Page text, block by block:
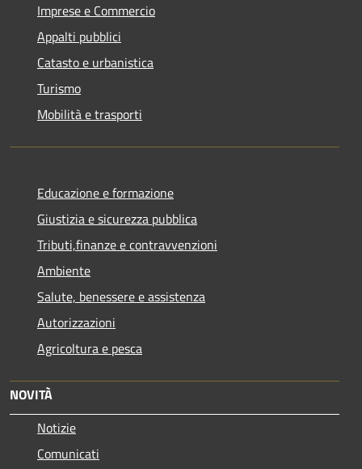
Imprese e Commercio
Appalti pubblici
Catasto e urbanistica
Turismo
Mobilità e trasporti
Educazione e formazione
Giustizia e sicurezza pubblica
Tributi,finanze e contravvenzioni
Ambiente
Salute, benessere e assistenza
Autorizzazioni
Agricoltura e pesca
NOVITÀ
Notizie
Comunicati